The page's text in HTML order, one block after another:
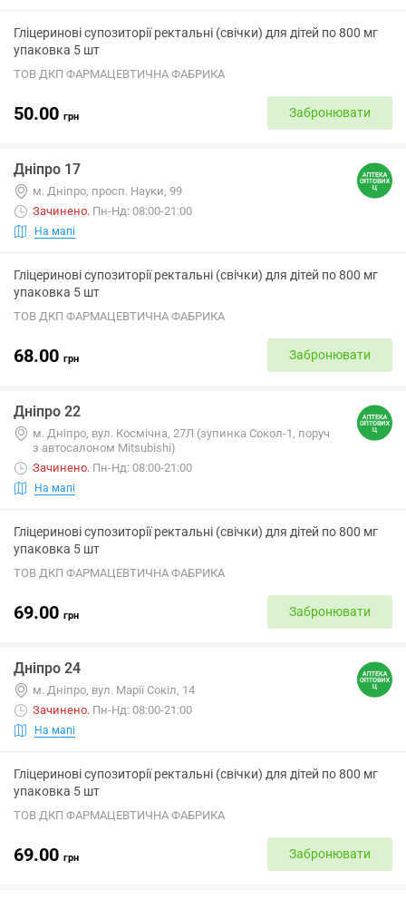
Гліцеринові супозиторії ректальні (свічки) для дітей по 800 мг
упаковка 5 шт
ТОВ ДКП ФАРМАЦЕВТИЧНА ФАБРИКА
50.00 грн Забронювати
Дніпро 17
м. Дніпро, просп. Науки, 99
Зачинено. Пн-Нд: 08:00-21:00
На мапі
Гліцеринові супозиторії ректальні (свічки) для дітей по 800 мг
упаковка 5 шт
ТОВ ДКП ФАРМАЦЕВТИЧНА ФАБРИКА
68.00 грн Забронювати
Дніпро 22
м. Дніпро, вул. Космічна, 27Л (зупинка Сокол-1, поруч
з автосалоном Mitsubishi)
Зачинено. Пн-Нд: 08:00-21:00
На мапі
Гліцеринові супозиторії ректальні (свічки) для дітей по 800 мг
упаковка 5 шт
ТОВ ДКП ФАРМАЦЕВТИЧНА ФАБРИКА
69.00 грн Забронювати
Дніпро 24
м. Дніпро, вул. Марії Сокіл, 14
Зачинено. Пн-Нд: 08:00-21:00
На мапі
Гліцеринові супозиторії ректальні (свічки) для дітей по 800 мг
упаковка 5 шт
ТОВ ДКП ФАРМАЦЕВТИЧНА ФАБРИКА
69.00 грн Забронювати